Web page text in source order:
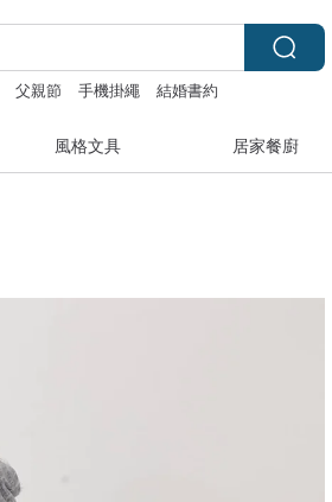
父親節 手機掛繩 結婚書約
風格文具 居家餐廚